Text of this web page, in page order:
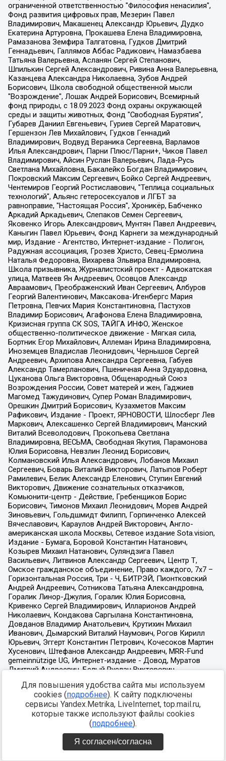
Для повышения удобства сайта мы используем
cookies (подробнее). К сайту подключены
сервисы Yandex.Metrika, LiveInternet, top.mail.ru,
которые также используют файлы cookies
(подробнее).
Я согласен/согласна